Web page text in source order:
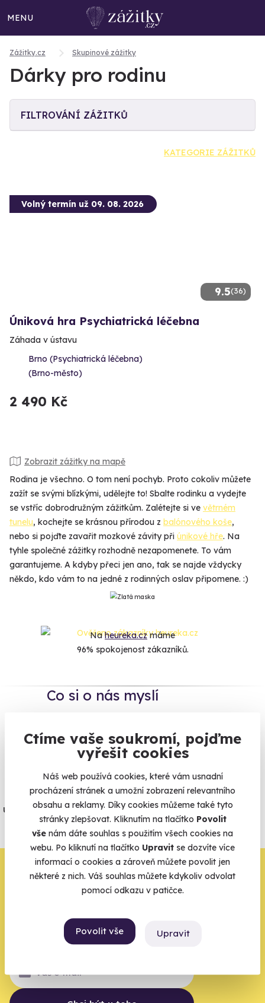
Ctíme vaše soukromí, pojďme
vyřešit cookies
Náš web používá cookies, které vám usnadní
procházení stránek a umožní zobrazení relevantního
obsahu a reklamy. Díky cookies můžeme také tyto
stránky zlepšovat. Kliknutím na tlačítko Povolit
vše nám dáte souhlas s použitím všech cookies na
webu. Po kliknutí na tlačítko Upravit se dozvíte více
informací o cookies a zároveň můžete povolit jen
některé z nich. Váš souhlas můžete kdykoliv odvolat
pomocí odkazu v patičce.
Povolit vše Upravit
MENU
Zážitky.cz Skupinové zážitky
Dárky pro rodinu
FILTROVÁNÍ ZÁŽITKŮ
KATEGORIE ZÁŽITKŮ
9.5(36)
Volný termín už 09. 08. 2026
Úniková hra Psychiatrická léčebna
Záhada v ústavu
Brno (Psychiatrická léčebna)
(Brno-město)
2 490 Kč
Zobrazit zážitky na mapě
Rodina je všechno. O tom není pochyb. Proto cokoliv můžete
zažít se svými blízkými, udělejte to! Sbalte rodinku a vydejte
se vstříc dobrodružným zážitkům. Zalétejte si ve větrném
tunelu, kochejte se krásnou přírodou z balónového koše,
nebo si pojďte zavařit mozkové závity při únikové hře. Na
tyhle společné zážitky rozhodně nezapomenete. To vám
garantujeme. A kdyby přeci jen ano, tak se najde vždycky
někdo, kdo vám to na jedné z rodinných oslav připomene. :)
Naheureka.czmáme
96% spokojenost zákazníků.
Co si o nás myslí
Vše umíme pojistit
Jeden nikdy neví. Máme nejvyšší
úrazové pojištění z nabídky zážitkových
agentur.
Vše o pojištění
Zbývá jeden krok,
zbytek zařídíme my
Váš e-mail je vstupenka do světa, kde se žije naplno. Pojďte